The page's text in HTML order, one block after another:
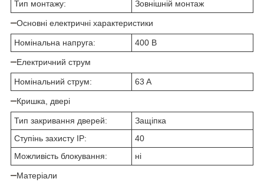
Тип монтажу: Зовнішній монтаж
Основні електричні характеристики
Номінальна напруга: 400 B
Електричний струм
Номінальний струм: 63 A
Кришка, двері
Тип закривання дверей:
Защіпка
Ступінь захисту IP:
40
Можливість блокування:
ні
Матеріали